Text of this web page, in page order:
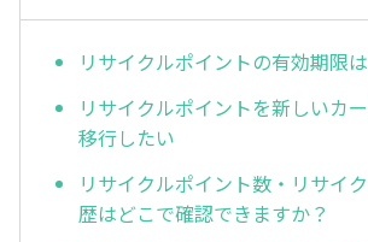
リサイクルポイントの有効期限
リサイクルポイントを新しいカ
移行したい
リサイクルポイント数・リサイ
歴はどこで確認できますか？